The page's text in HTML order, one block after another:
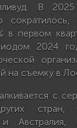
В
в первом
2024
на съемку в
с
стран,
и Австралия,